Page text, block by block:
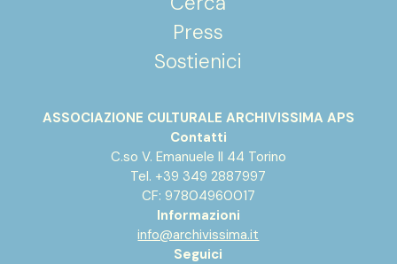
Press
Sostienici
ASSOCIAZIONE CULTURALE ARCHIVISSIMA APS
Contatti
C.so V. Emanuele II 44 Torino
Tel. +39 349 2887997
CF: 97804960017
Informazioni
info@archivissima.it
Seguici